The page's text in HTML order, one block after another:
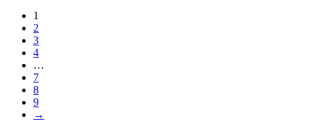
1
2
3
4
…
7
8
9
→